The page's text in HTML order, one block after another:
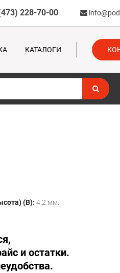
228-70-00
КАТАЛОГИ
(B): 4.2 мм.
и остатки.